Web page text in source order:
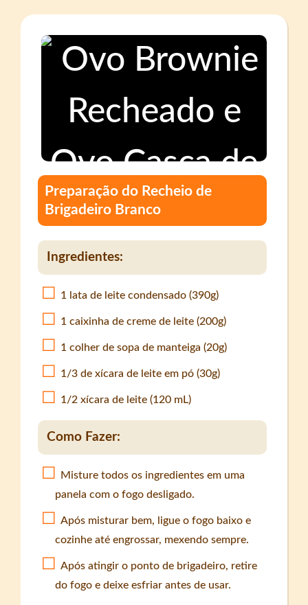
Preparação do Recheio de
Brigadeiro Branco
Ingredientes:
1 lata de leite condensado (390g)
1 caixinha de creme de leite (200g)
1 colher de sopa de manteiga (20g)
1/3 de xícara de leite em pó (30g)
1/2 xícara de leite (120 mL)
Como Fazer:
Misture todos os ingredientes em uma
panela com o fogo desligado.
Após misturar bem, ligue o fogo baixo e
cozinhe até engrossar, mexendo sempre.
Após atingir o ponto de brigadeiro, retire
do fogo e deixe esfriar antes de usar.